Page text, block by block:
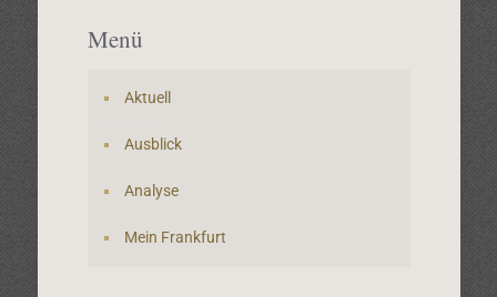
Menü
Aktuell
Ausblick
Analyse
Mein Frankfurt